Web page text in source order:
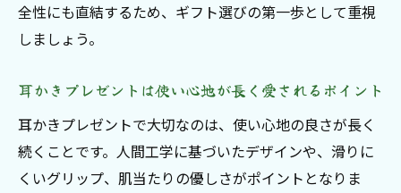
全性にも直結するため、ギフト選びの第一歩として重視
しましょう。
耳かきプレゼントは使い心地が長く愛されるポイント
耳かきプレゼントで大切なのは、使い心地の良さが長く
続くことです。人間工学に基づいたデザインや、滑りに
くいグリップ、肌当たりの優しさがポイントとなりま